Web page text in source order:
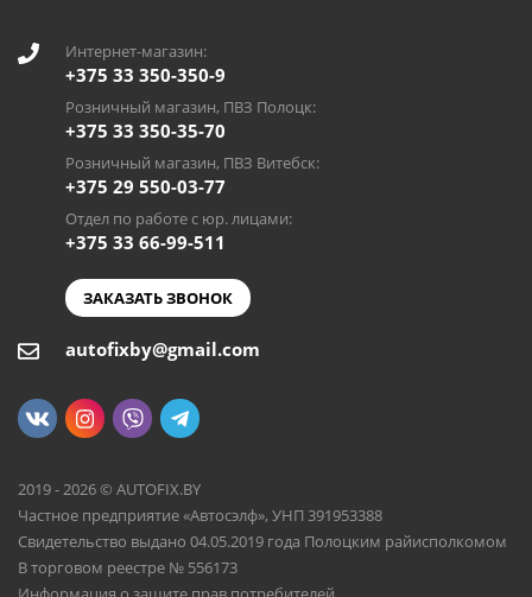
Интернет-магазин:
+375 33 350-350-9
Розничный магазин, ПВЗ Полоцк:
+375 33 350-35-70
Розничный магазин, ПВЗ Витебск:
+375 29 550-03-77
Отдел по работе с юр. лицами:
+375 33 66-99-511
ЗАКАЗАТЬ ЗВОНОК
autofixby@gmail.com
2019 - 2026 © AUTOFIX.BY
Частное предприятие «Автосэлф», УНП 391953388
Свидетельство выдано 04.05.2019 года Полоцким райисполкомом
В торговом реестре № 556173